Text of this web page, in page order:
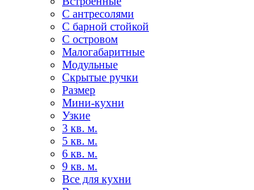
С антресолями
С барной стойкой
С островом
Малогабаритные
Модульные
Скрытые ручки
Размер
Мини-кухни
Узкие
3 кв. м.
5 кв. м.
6 кв. м.
9 кв. м.
Все для кухни